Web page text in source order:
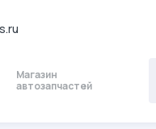
Магазин
автозапчастей